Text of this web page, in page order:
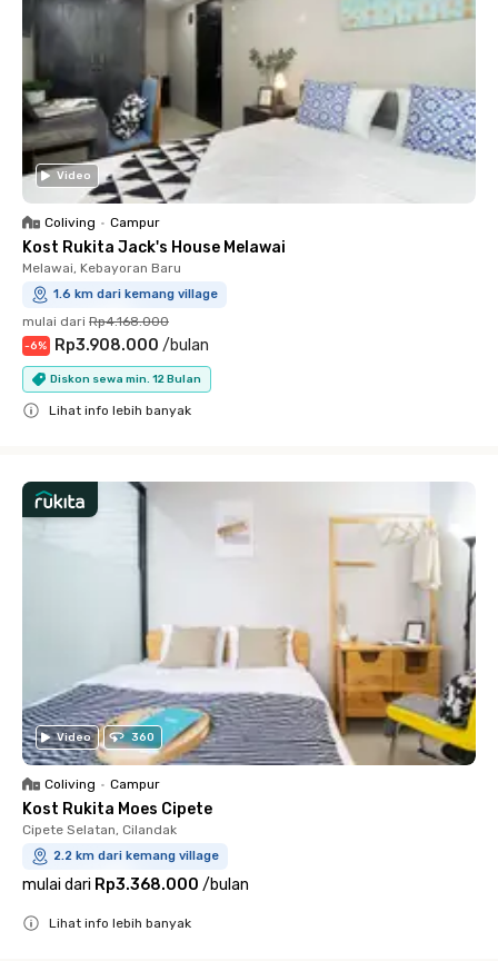
Video
Coliving • Campur
Kost Rukita Jack's House Melawai
Melawai, Kebayoran Baru
1.6 km dari kemang village
mulai dari Rp4.168.000
-6% Rp3.908.000 /bulan
Diskon sewa min. 12 Bulan
Lihat info lebih banyak
Video 360
Coliving • Campur
Kost Rukita Moes Cipete
Cipete Selatan, Cilandak
2.2 km dari kemang village
mulai dari Rp3.368.000 /bulan
Lihat info lebih banyak